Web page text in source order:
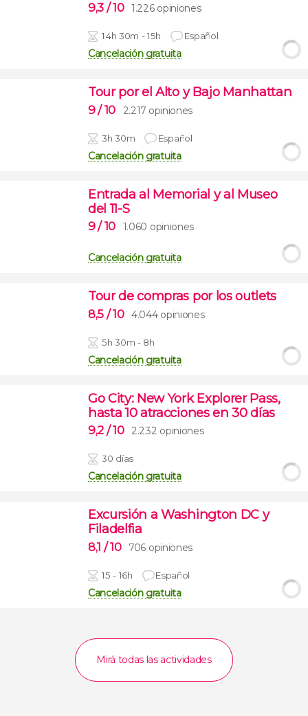
9,3 / 10 1.226 opiniones
14h 30m - 15h Español
Cancelación gratuita
Tour por el Alto y Bajo Manhattan
9/ 10 2.217 opiniones
3h 30m Español
Cancelación gratuita
Entrada al Memorial y al Museo
del 11-S
9/ 10 1.060 opiniones
Cancelación gratuita
Tour de compras por los outlets
8,5 / 10 4.044 opiniones
5h 30m - 8h
Cancelación gratuita
Go City: New York Explorer Pass,
hasta 10 atracciones en 30 días
9,2 / 10 2.232 opiniones
30 días
Cancelación gratuita
Excursión a Washington DC y
Filadelfia
8,1 / 10 706 opiniones
15 - 16h Español
Cancelación gratuita
Mirá todas las actividades